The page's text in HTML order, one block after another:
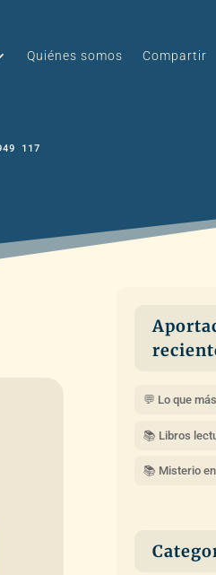
Quiénes somos Compartir
117
💬 Lo que
📚 Libros
📚 Misterio